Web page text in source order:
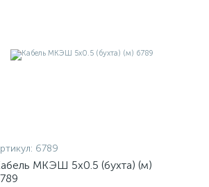
6789
МКЭШ 5х0.5 (бухта) (м)